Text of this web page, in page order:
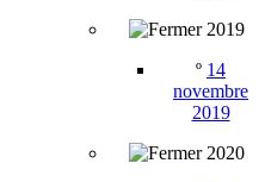
2019
º 14
novembre
2019
2020